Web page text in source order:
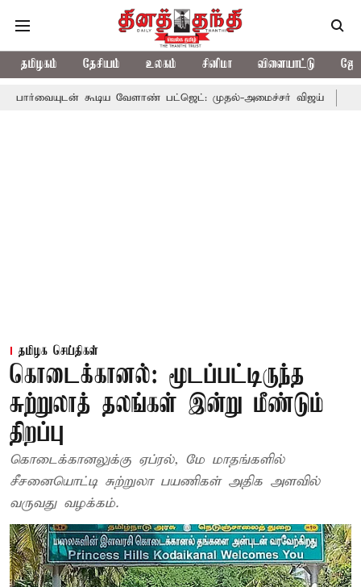
தமிழகம் தேசியம் உலகம் சினிமா விளையாட்டு
கூடிய வேளாண் பட்ஜெட்: முதல்-அமைச்சர் விஜய் தமிழக
தமிழக செய்திகள்
கொடைக்கானல்: மூடப்பட்டிருந்த
சுற்றுலாத் தலங்கள் இன்று மீண்டும்
திறப்பு
கொடைக்கானலுக்கு ஏப்ரல், மே மாதங்களில்
சீசனையொட்டி சுற்றுலா பயணிகள் அதிக அளவில்
வருவது வழக்கம்.